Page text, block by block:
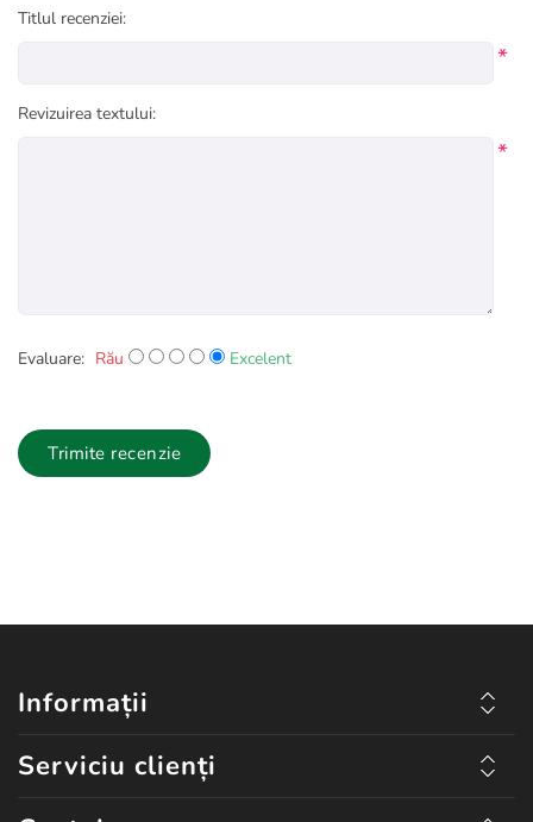
Titlul recenziei:
*
Revizuirea textului:
*
Evaluare: Rău Excelent
Trimite recenzie
Informații
Serviciu clienți